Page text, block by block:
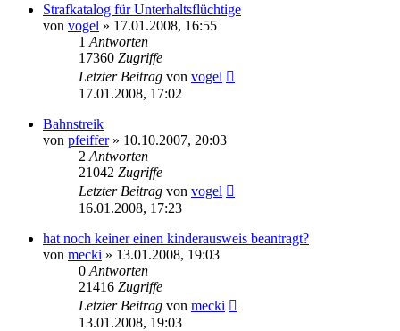
Strafkatalog für Unterhaltsflüchtige
von vogel » 17.01.2008, 16:55
1 Antworten
17360 Zugriffe
Letzter Beitrag von vogel
17.01.2008, 17:02
Bahnstreik
von pfeiffer» 10.10.2007, 20:03
2 Antworten
21042 Zugriffe
Letzter Beitrag von vogel
16.01.2008, 17:23
hat noch keiner einen kinderausweis beantragt?
von mecki » 13.01.2008, 19:03
0 Antworten
21416 Zugriffe
Letzter Beitrag von mecki
13.01.2008, 19:03